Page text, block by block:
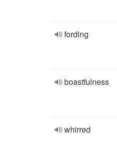
fording
boastfulness
whirred